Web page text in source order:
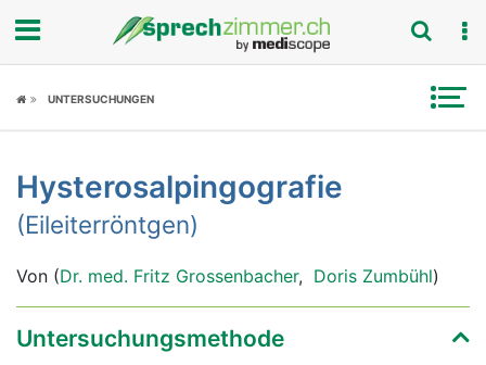
Fokus
Symptome
Untersuchungen
Ratgeber
UNTERSUCHUNGEN
Hysterosalpingografie
(Eileiterröntgen)
Von (Dr. med. Fritz Grossenbacher, Doris Zumbühl)
Untersuchungsmethode